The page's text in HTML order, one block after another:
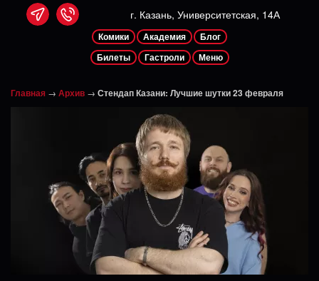
г. Казань, Университетская, 14А
Комики Академия
Блог
Билеты
Гастроли Меню
Главная → Архив → Стендап Казани: Лучшие шутки 23 февраля